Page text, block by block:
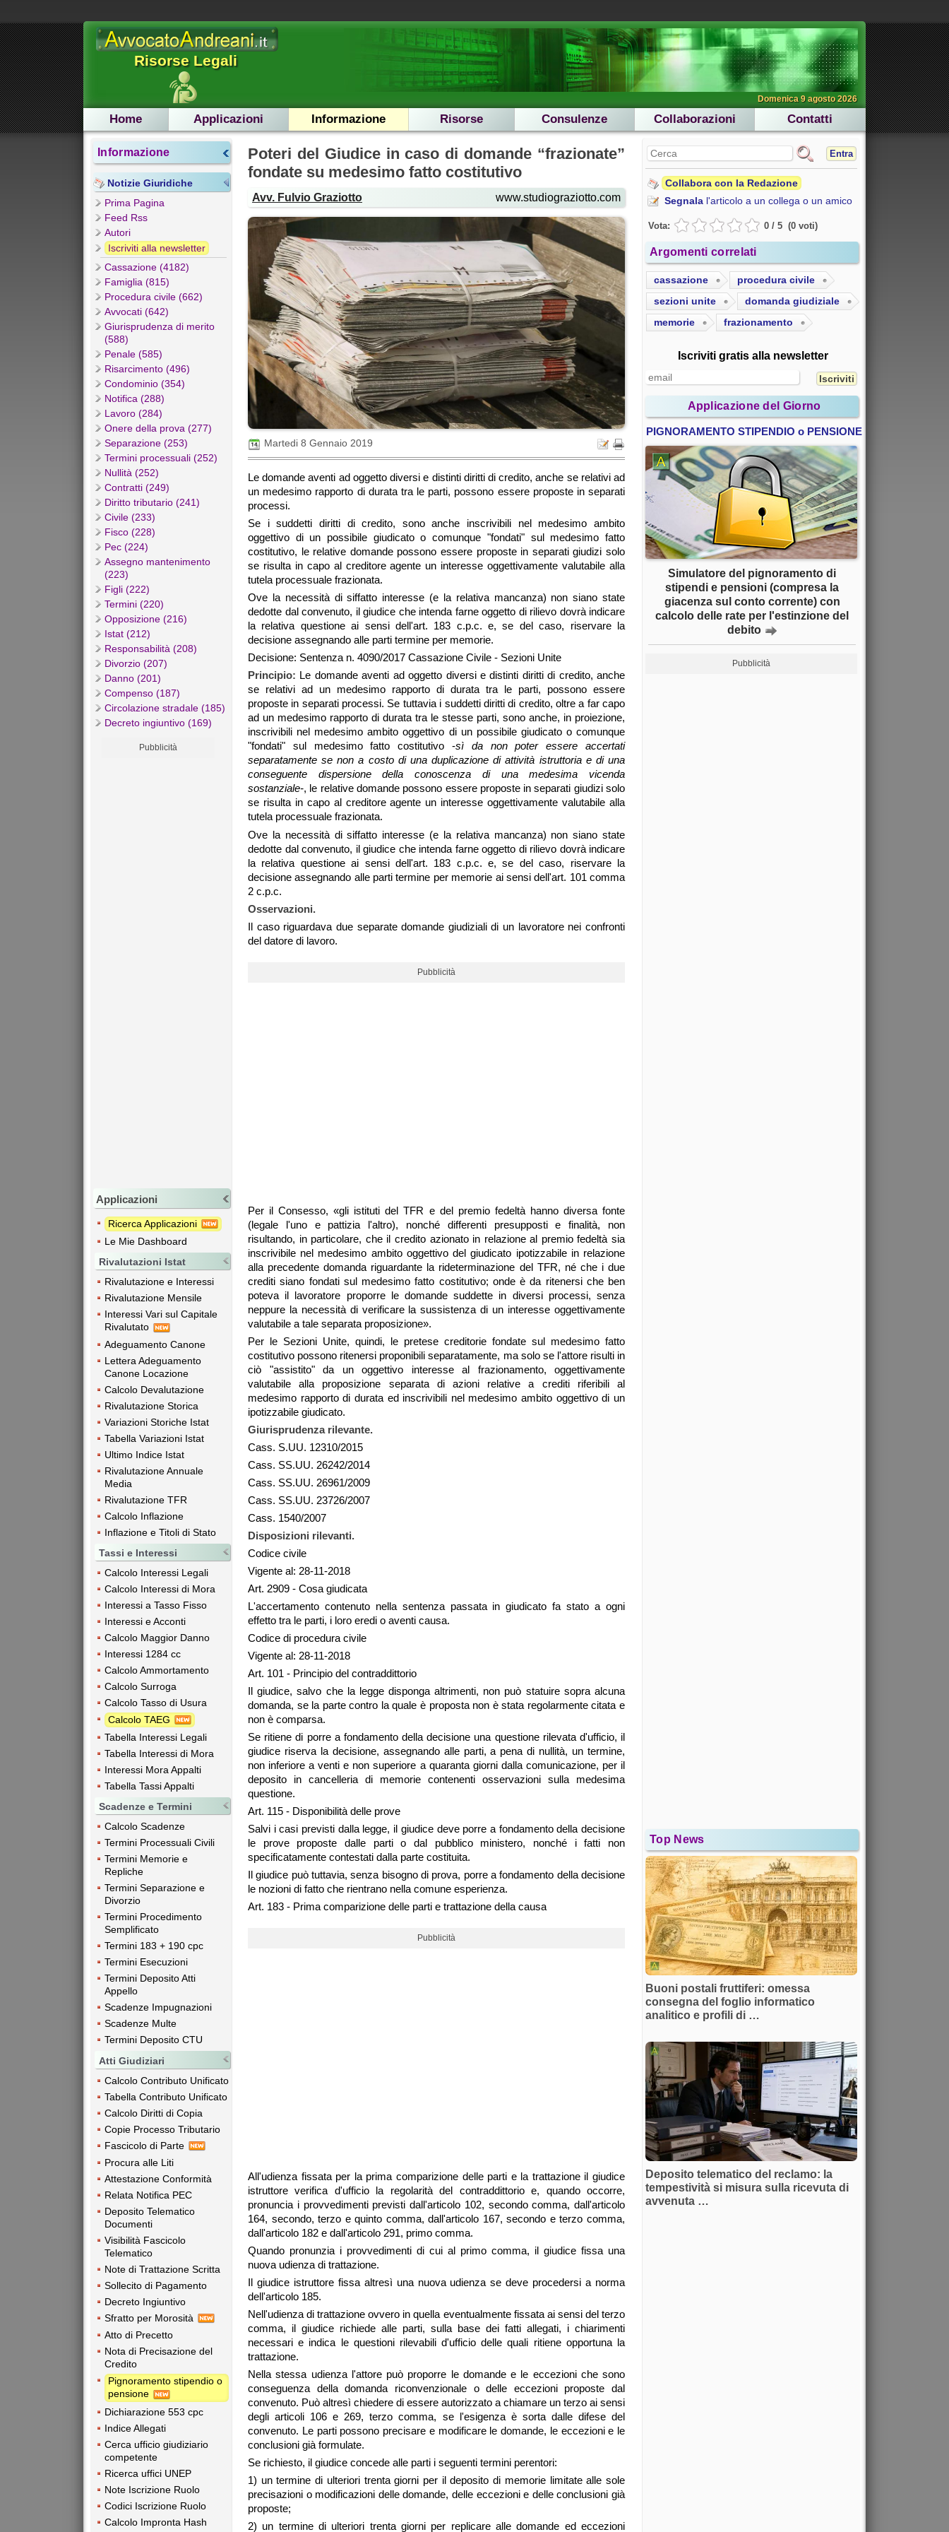
Risorse Legali
Domenica 9 agosto 2026
Home Applicazioni Informazione Risorse Consulenze Collaborazioni Contatti
Informazione
Notizie Giuridiche
Prima Pagina
Feed Rss
Autori
Iscriviti alla newsletter
Cassazione (4182)
Famiglia (815)
Procedura civile (662)
Avvocati (642)
Giurisprudenza di merito
(588)
Penale (585)
Risarcimento (496)
Condominio (354)
Notifica (288)
Lavoro (284)
Onere della prova (277)
Separazione (253)
Termini processuali (252)
Nullità (252)
Contratti (249)
Diritto tributario (241)
Civile (233)
Fisco (228)
Pec (224)
Assegno mantenimento
(223)
Figli (222)
Termini (220)
Opposizione (216)
Istat (212)
Responsabilità (208)
Divorzio (207)
Danno (201)
Compenso (187)
Circolazione stradale (185)
Decreto ingiuntivo (169)
Pubblicità
Applicazioni
Ricerca Applicazioni
Le Mie Dashboard
Rivalutazioni Istat
Rivalutazione e Interessi
Rivalutazione Mensile
Interessi Vari sul Capitale
Rivalutato
Adeguamento Canone
Lettera Adeguamento
Canone Locazione
Calcolo Devalutazione
Rivalutazione Storica
Variazioni Storiche Istat
Tabella Variazioni Istat
Ultimo Indice Istat
Rivalutazione Annuale
Media
Rivalutazione TFR
Calcolo Inflazione
Inflazione e Titoli di Stato
Tassi e Interessi
Calcolo Interessi Legali
Calcolo Interessi di Mora
Interessi a Tasso Fisso
Interessi e Acconti
Calcolo Maggior Danno
Interessi 1284 cc
Calcolo Ammortamento
Calcolo Surroga
Calcolo Tasso di Usura
Calcolo TAEG
Tabella Interessi Legali
Tabella Interessi di Mora
Interessi Mora Appalti
Tabella Tassi Appalti
Scadenze e Termini
Calcolo Scadenze
Termini Processuali Civili
Termini Memorie e
Repliche
Termini Separazione e
Divorzio
Termini Procedimento
Semplificato
Termini 183 + 190 cpc
Termini Esecuzioni
Termini Deposito Atti
Appello
Scadenze Impugnazioni
Scadenze Multe
Termini Deposito CTU
Atti Giudiziari
Calcolo Contributo Unificato
Tabella Contributo Unificato
Calcolo Diritti di Copia
Copie Processo Tributario
Fascicolo di Parte
Procura alle Liti
Attestazione Conformità
Relata Notifica PEC
Deposito Telematico
Documenti
Visibilità Fascicolo
Telematico
Note di Trattazione Scritta
Sollecito di Pagamento
Decreto Ingiuntivo
Sfratto per Morosità
Atto di Precetto
Nota di Precisazione del
Credito
Pignoramento stipendio o
pensione
Dichiarazione 553 cpc
Indice Allegati
Cerca ufficio giudiziario
competente
Ricerca uffici UNEP
Note Iscrizione Ruolo
Codici Iscrizione Ruolo
Calcolo Impronta Hash
Poteri del Giudice in caso di domande “frazionate”
fondate su medesimo fatto costitutivo
Avv. Fulvio Graziotto www.studiograziotto.com
Martedi 8 Gennaio 2019
Le domande aventi ad oggetto diversi e distinti diritti di credito, anche se relativi ad
un medesimo rapporto di durata tra le parti, possono essere proposte in separati
processi.
Se i suddetti diritti di credito, sono anche inscrivibili nel medesimo ambito
oggettivo di un possibile giudicato o comunque "fondati" sul medesimo fatto
costitutivo, le relative domande possono essere proposte in separati giudizi solo
se risulta in capo al creditore agente un interesse oggettivamente valutabile alla
tutela processuale frazionata.
Ove la necessità di siffatto interesse (e la relativa mancanza) non siano state
dedotte dal convenuto, il giudice che intenda farne oggetto di rilievo dovrà indicare
la relativa questione ai sensi dell'art. 183 c.p.c. e, se del caso, riservare la
decisione assegnando alle parti termine per memorie.
Decisione: Sentenza n. 4090/2017 Cassazione Civile - Sezioni Unite
Principio: Le domande aventi ad oggetto diversi e distinti diritti di credito, anche
se relativi ad un medesimo rapporto di durata tra le parti, possono essere
proposte in separati processi. Se tuttavia i suddetti diritti di credito, oltre a far capo
ad un medesimo rapporto di durata tra le stesse parti, sono anche, in proiezione,
inscrivibili nel medesimo ambito oggettivo di un possibile giudicato o comunque
"fondati" sul medesimo fatto costitutivo -sì da non poter essere accertati
separatamente se non a costo di una duplicazione di attività istruttoria e di una
conseguente dispersione della conoscenza di una medesima vicenda
sostanziale-, le relative domande possono essere proposte in separati giudizi solo
se risulta in capo al creditore agente un interesse oggettivamente valutabile alla
tutela processuale frazionata.
Ove la necessità di siffatto interesse (e la relativa mancanza) non siano state
dedotte dal convenuto, il giudice che intenda farne oggetto di rilievo dovrà indicare
la relativa questione ai sensi dell'art. 183 c.p.c. e, se del caso, riservare la
decisione assegnando alle parti termine per memorie ai sensi dell'art. 101 comma
2 c.p.c.
Osservazioni.
Il caso riguardava due separate domande giudiziali di un lavoratore nei confronti
del datore di lavoro.
Pubblicità
Per il Consesso, «gli istituti del TFR e del premio fedeltà hanno diversa fonte
(legale l'uno e pattizia l'altro), nonché differenti presupposti e finalità, non
risultando, in particolare, che il credito azionato in relazione al premio fedeltà sia
inscrivibile nel medesimo ambito oggettivo del giudicato ipotizzabile in relazione
alla precedente domanda riguardante la rideterminazione del TFR, né che i due
crediti siano fondati sul medesimo fatto costitutivo; onde è da ritenersi che ben
poteva il lavoratore proporre le domande suddette in diversi processi, senza
neppure la necessità di verificare la sussistenza di un interesse oggettivamente
valutabile a tale separata proposizione».
Per le Sezioni Unite, quindi, le pretese creditorie fondate sul medesimo fatto
costitutivo possono ritenersi proponibili separatamente, ma solo se l'attore risulti in
ciò "assistito" da un oggettivo interesse al frazionamento, oggettivamente
valutabile alla proposizione separata di azioni relative a crediti riferibili al
medesimo rapporto di durata ed inscrivibili nel medesimo ambito oggettivo di un
ipotizzabile giudicato.
Giurisprudenza rilevante.
Cass. S.UU. 12310/2015
Cass. SS.UU. 26242/2014
Cass. SS.UU. 26961/2009
Cass. SS.UU. 23726/2007
Cass. 1540/2007
Disposizioni rilevanti.
Codice civile
Vigente al: 28-11-2018
Art. 2909 - Cosa giudicata
L'accertamento contenuto nella sentenza passata in giudicato fa stato a ogni
effetto tra le parti, i loro eredi o aventi causa.
Codice di procedura civile
Vigente al: 28-11-2018
Art. 101 - Principio del contraddittorio
Il giudice, salvo che la legge disponga altrimenti, non può statuire sopra alcuna
domanda, se la parte contro la quale è proposta non è stata regolarmente citata e
non è comparsa.
Se ritiene di porre a fondamento della decisione una questione rilevata d'ufficio, il
giudice riserva la decisione, assegnando alle parti, a pena di nullità, un termine,
non inferiore a venti e non superiore a quaranta giorni dalla comunicazione, per il
deposito in cancelleria di memorie contenenti osservazioni sulla medesima
questione.
Art. 115 - Disponibilità delle prove
Salvi i casi previsti dalla legge, il giudice deve porre a fondamento della decisione
le prove proposte dalle parti o dal pubblico ministero, nonché i fatti non
specificatamente contestati dalla parte costituita.
Il giudice può tuttavia, senza bisogno di prova, porre a fondamento della decisione
le nozioni di fatto che rientrano nella comune esperienza.
Art. 183 - Prima comparizione delle parti e trattazione della causa
Pubblicità
All'udienza fissata per la prima comparizione delle parti e la trattazione il giudice
istruttore verifica d'ufficio la regolarità del contraddittorio e, quando occorre,
pronuncia i provvedimenti previsti dall'articolo 102, secondo comma, dall'articolo
164, secondo, terzo e quinto comma, dall'articolo 167, secondo e terzo comma,
dall'articolo 182 e dall'articolo 291, primo comma.
Quando pronunzia i provvedimenti di cui al primo comma, il giudice fissa una
nuova udienza di trattazione.
Il giudice istruttore fissa altresì una nuova udienza se deve procedersi a norma
dell'articolo 185.
Nell'udienza di trattazione ovvero in quella eventualmente fissata ai sensi del terzo
comma, il giudice richiede alle parti, sulla base dei fatti allegati, i chiarimenti
necessari e indica le questioni rilevabili d'ufficio delle quali ritiene opportuna la
trattazione.
Nella stessa udienza l'attore può proporre le domande e le eccezioni che sono
conseguenza della domanda riconvenzionale o delle eccezioni proposte dal
convenuto. Può altresì chiedere di essere autorizzato a chiamare un terzo ai sensi
degli articoli 106 e 269, terzo comma, se l'esigenza è sorta dalle difese del
convenuto. Le parti possono precisare e modificare le domande, le eccezioni e le
conclusioni già formulate.
Se richiesto, il giudice concede alle parti i seguenti termini perentori:
1) un termine di ulteriori trenta giorni per il deposito di memorie limitate alle sole
precisazioni o modificazioni delle domande, delle eccezioni e delle conclusioni già
proposte;
2) un termine di ulteriori trenta giorni per replicare alle domande ed eccezioni
Entra
Collabora con la Redazione
Segnala l'articolo a un collega o un amico
Vota: 0 / 5 (0 voti)
Argomenti correlati
cassazione
procedura civile
sezioni unite
domanda giudiziale
memorie
frazionamento
Iscriviti gratis alla newsletter
Applicazione del Giorno
PIGNORAMENTO STIPENDIO o PENSIONE
Simulatore del pignoramento di
stipendi e pensioni (compresa la
giacenza sul conto corrente) con
calcolo delle rate per l'estinzione del
debito
Pubblicità
Top News
Buoni postali fruttiferi: omessa
consegna del foglio informatico
analitico e profili di …
Deposito telematico del reclamo: la
tempestività si misura sulla ricevuta di
avvenuta …